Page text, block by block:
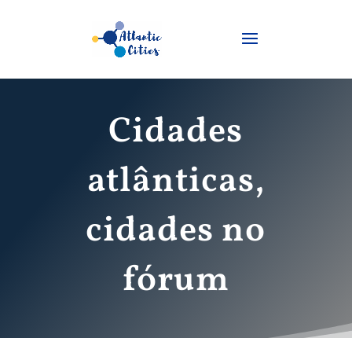
Cidades
atlânticas,
cidades no
fórum